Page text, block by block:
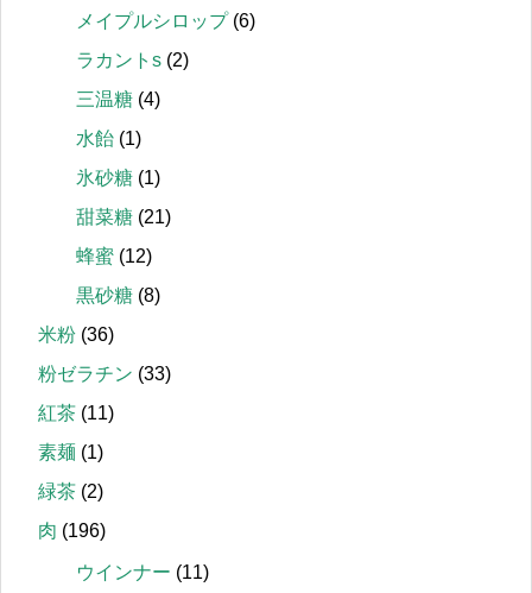
メイプルシロップ(6)
ラカントs (2)
三温糖 (4)
水飴 (1)
氷砂糖 (1)
甜菜糖 (21)
蜂蜜 (12)
黒砂糖 (8)
米粉 (36)
粉ゼラチン (33)
紅茶 (11)
素麺 (1)
緑茶 (2)
肉 (196)
ウインナー (11)